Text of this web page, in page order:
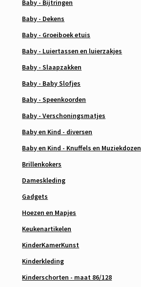
Baby - Bijtringen
Baby - Dekens
Baby - Groeiboek etuis
Baby - Luiertassen en luierzakjes
Baby - Slaapzakken
Baby - Baby Slofjes
Baby - Speenkoorden
Baby - Verschoningsmatjes
Baby en Kind - diversen
Baby en Kind - Knuffels en Muziekdozen
Brillenkokers
Dameskleding
Gadgets
Hoezen en Mapjes
Keukenartikelen
KinderKamerKunst
Kinderkleding
Kinderschorten - maat 86/128